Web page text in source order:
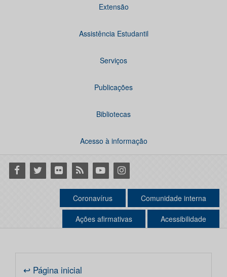
Extensão
Assistência Estudantil
Serviços
Publicações
Bibliotecas
Acesso à informação
Facebook
Twitter Flickr RSS YoutubeInstagram
Coronavírus Comunidade interna
Ações afirmativas Acessibilidade
↩ Página inicial